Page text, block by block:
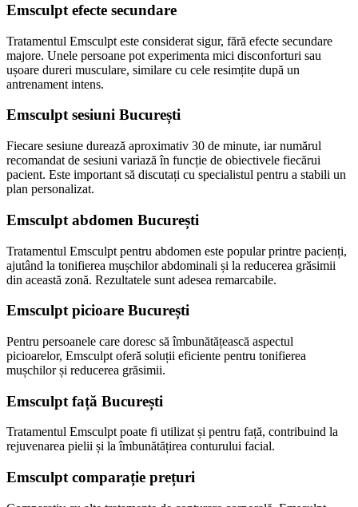
Emsculpt efecte secundare
Tratamentul Emsculpt este considerat sigur, fără efecte secundare
majore. Unele persoane pot experimenta mici disconforturi sau
ușoare dureri musculare, similare cu cele resimțite după un
antrenament intens.
Emsculpt sesiuni București
Fiecare sesiune durează aproximativ 30 de minute, iar numărul
recomandat de sesiuni variază în funcție de obiectivele fiecărui
pacient. Este important să discutați cu specialistul pentru a stabili un
plan personalizat.
Emsculpt abdomen București
Tratamentul Emsculpt pentru abdomen este popular printre pacienți,
ajutând la tonifierea mușchilor abdominali și la reducerea grăsimii
din această zonă. Rezultatele sunt adesea remarcabile.
Emsculpt picioare București
Pentru persoanele care doresc să îmbunătățească aspectul
picioarelor, Emsculpt oferă soluții eficiente pentru tonifierea
mușchilor și reducerea grăsimii.
Emsculpt față București
Tratamentul Emsculpt poate fi utilizat și pentru față, contribuind la
rejuvenarea pielii și la îmbunătățirea conturului facial.
Emsculpt comparație prețuri